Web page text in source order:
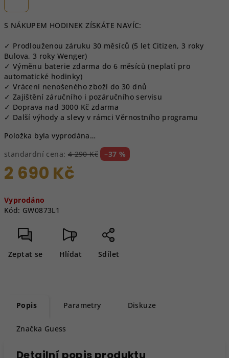
S NÁKUPEM HODINEK ZÍSKÁTE NAVÍC:
✓ Prodlouženou záruku 30 měsíců (5 let Citizen, 3 roky
Bulova, 3 roky Wenger)
✓ Výměnu baterie zdarma do 6 měsíců (neplatí pro
automatické hodinky)
✓ Vrácení nenošeného zboží do 30 dnů
✓ Zajištění záručního i pozáručního servisu
✓ Doprava nad 3000 Kč zdarma
✓ Další výhody a slevy v rámci Věrnostního programu
Položka byla vyprodána…
standardní cena: 4 290 Kč –37 %
2 690 Kč
cena:
Vyprodáno
Kód: GW0873L1
Zeptat se Hlídat Sdílet
Popis Parametry Diskuze
Značka Guess
Detailní popis produktu